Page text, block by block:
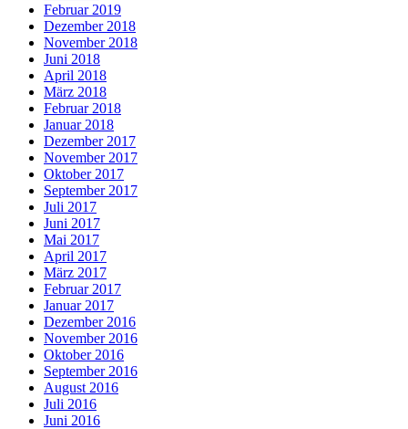
Februar 2019
Dezember 2018
November 2018
Juni 2018
April 2018
März 2018
Februar 2018
Januar 2018
Dezember 2017
November 2017
Oktober 2017
September 2017
Juli 2017
Juni 2017
Mai 2017
April 2017
März 2017
Februar 2017
Januar 2017
Dezember 2016
November 2016
Oktober 2016
September 2016
August 2016
Juli 2016
Juni 2016